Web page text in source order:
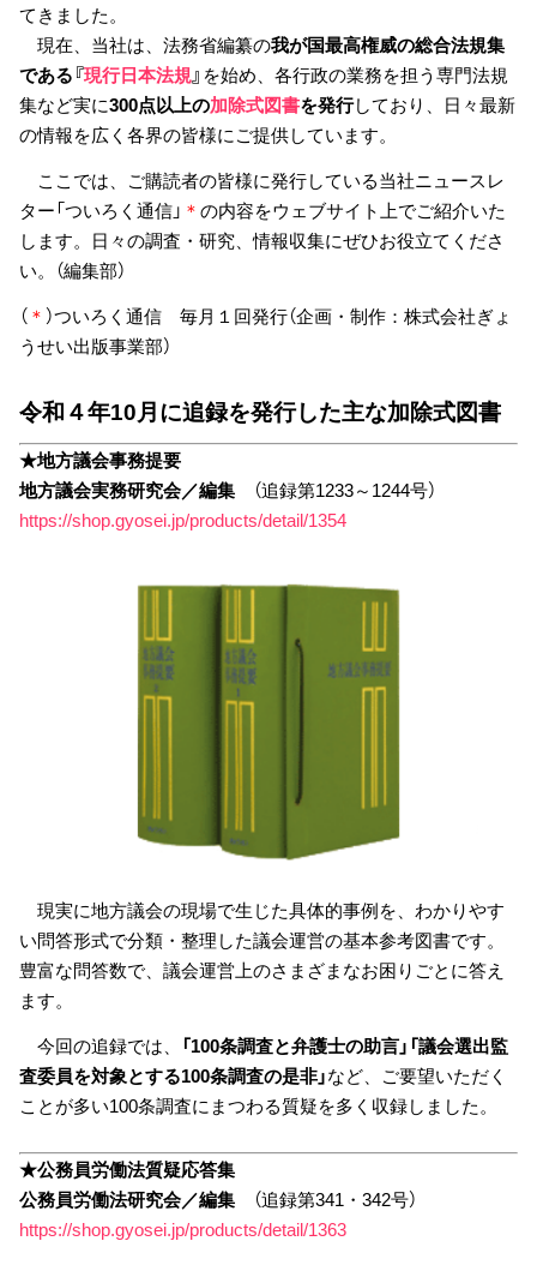
てきました。
現在、当社は、法務省編纂の我が国最高権威の総合法規集
である『現行日本法規』 を始め、各行政の業務を担う専門法規
集など実に300点以上の加除式図書を発行しており、日々最新
の情報を広く各界の皆様にご提供しています。
ここでは、ご購読者の皆様に発行している当社ニュースレ
ター「ついろく通信」 ＊の内容をウェブサイト上でご紹介いた
します。日々の調査・研究、情報収集にぜひお役立てくださ
い。（編集部）
（＊ ）ついろく通信 毎月１回発行（企画・制作：株式会社ぎょ
うせい出版事業部）
令和４年10月に追録を発行した主な加除式図書
★地方議会事務提要
地方議会実務研究会／編集
（追録第1233～1244号）
https://shop.gyosei.jp/products/detail/1354
現実に地方議会の現場で生じた具体的事例を、わかりやす
い問答形式で分類・整理した議会運営の基本参考図書です。
豊富な問答数で、議会運営上のさまざまなお困りごとに答え
ます。
今回の追録では、
「100条調査と弁護士の助言」「議会選出監
査委員を対象とする100条調査の是非」など、ご要望いただく
ことが多い100条調査にまつわる質疑を多く収録しました。
★公務員労働法質疑応答集
公務員労働法研究会／編集
（追録第341・342号）
https://shop.gyosei.jp/products/detail/1363